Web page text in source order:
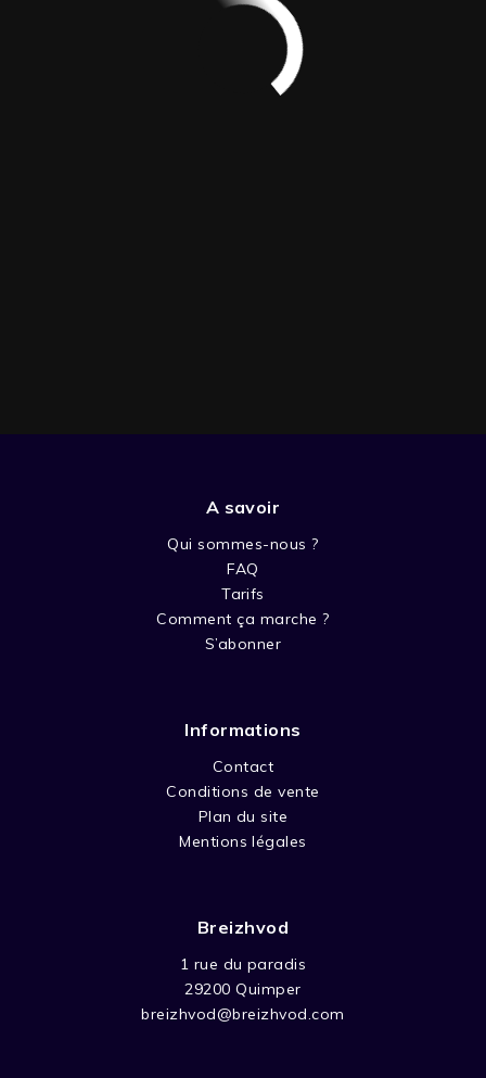
A savoir
Qui sommes-nous ?
FAQ
Tarifs
Comment ça marche ?
S’abonner
Informations
Contact
Conditions de vente
Plan du site
Mentions légales
Breizhvod
1 rue du paradis
29200 Quimper
breizhvod@breizhvod.com